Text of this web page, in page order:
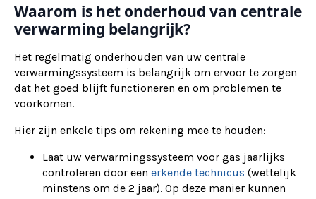
Waarom is het onderhoud van centrale
verwarming belangrijk?
Het regelmatig onderhouden van uw centrale
verwarmingssysteem is belangrijk om ervoor te zorgen
dat het goed blijft functioneren en om problemen te
voorkomen.
Hier zijn enkele tips om rekening mee te houden:
Laat uw verwarmingssysteem voor gas jaarlijks
controleren door een erkende technicus (wettelijk
minstens om de 2 jaar). Op deze manier kunnen